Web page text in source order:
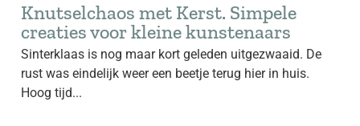
Knutselchaos met Kerst. Simpele
creaties voor kleine kunstenaars
Sinterklaas is nog maar kort geleden uitgezwaaid. De
rust was eindelijk weer een beetje terug hier in huis.
Hoog tijd...